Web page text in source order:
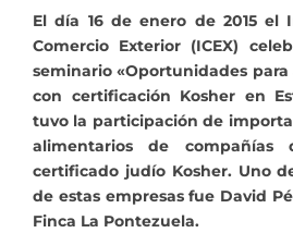
El día 16 de enero de 2015 el
Comercio Exterior (ICEX)
seminario «Oportunidades
con certificación Kosher en
tuvo la participación de
alimentarios de compañías
certificado judío Kosher. Uno
de estas empresas fue David
Finca La Pontezuela.